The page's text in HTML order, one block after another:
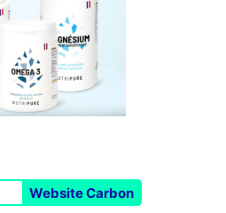
Website Carbon